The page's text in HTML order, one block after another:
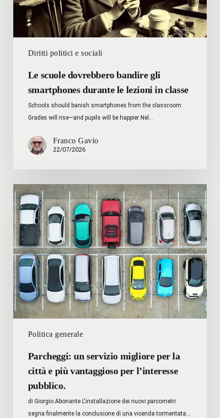
Diritti politici e sociali
in
classe
Le scuole dovrebbero bandire gli
smartphones durante le lezioni in classe
Schools should banish smartphones from the classroom
Grades will rise—and pupils will be happier Nel…
Franco Gavio
22/07/2026
Politica generale
Parcheggi:
un
servizio
migliore
per
la
città
e
più
vantaggioso
per
pubblico.
Parcheggi: un servizio migliore per la
città e più vantaggioso per l’interesse
pubblico.
di Giorgio Abonante L'installazione dei nuovi parcometri
segna finalmente la conclusione di una vicenda tormentata…